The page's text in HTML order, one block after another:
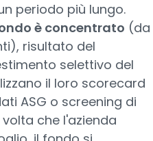
periodo più lungo.
è concentrato (da
risultato del
selettivo del
il loro scorecard
ASG o screening di
che l'azienda